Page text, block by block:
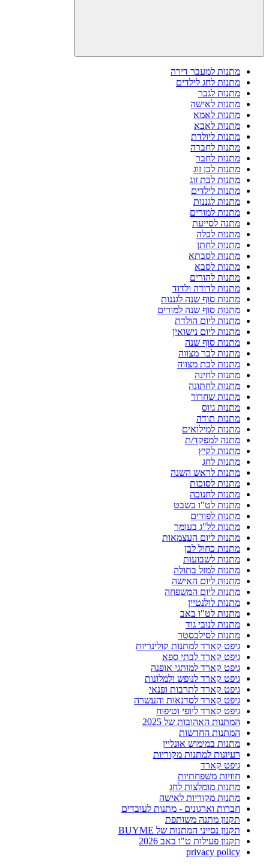
מתנות למעבר דירה
מתנות לחג לילדים
מתנות לגבר
מתנות לאישה
מתנות לאמא
מתנות לאבא
מתנות ליולדת
מתנות לחברה
מתנות לחבר
מתנות לבן זוג
מתנות לבת זוג
מתנות לילדים
מתנות לגננות
מתנות למורים
מתנה לסייעת
מתנות לכלה
מתנות לחתן
מתנות לסבתא
מתנות לסבא
מתנות להורים
מתנות לדודה ולדוד
מתנות סוף שנה לגננות
מתנות סוף שנה למורים
מתנות ליום הולדת
מתנות ליום נישואין
מתנות סוף שנה
מתנות לבר מצווה
מתנות לבת מצווה
מתנות לחינה
מתנות לחתונה
מתנות שחרור
מתנות גיוס
מתנות תודה
מתנות למילואים
מתנה למפקד/ת
מתנות לקיץ
מתנות לחג
מתנות לראש השנה
מתנות לסוכות
מתנות לחנוכה
מתנות לט"ו בשבט
מתנות לפורים
מתנות לל"ג בעומר
מתנות ליום העצמאות
מתנות כחול לבן
מתנות לשבועות
מתנות למזל בתולה
מתנות ליום האישה
מתנות ליום המשפחה
מתנות לולנטיין
מתנות לט"ו באב
מתנות לנובי גוד
מתנות לסילבסטר
גיפט קארד למתנות קולינריות
גיפט קארד לבתי ספא
גיפט קארד למותגי אופנה
גיפט קארד לנופש ולמלונות
גיפט קארד לתרבות ופנאי
גיפט קארד לסדנאות והעשרה
גיפט קארד ליופי וטיפוח
המתנות האהובות של 2025
המתנות החדשות
מתנות במימוש אונליין
רעיונות למתנות מקוריות
גיפט קארד
חוויות משפחתיות
מתנות מומלצות לחג
מתנות מקוריות לאישה
חברות וארגונים - מתנות לעובדים
תקנון מתנה משותפת
תקנון נסייני המתנות של BUYME
תקנון פעילות ט"ו באב 2026
privacy policy